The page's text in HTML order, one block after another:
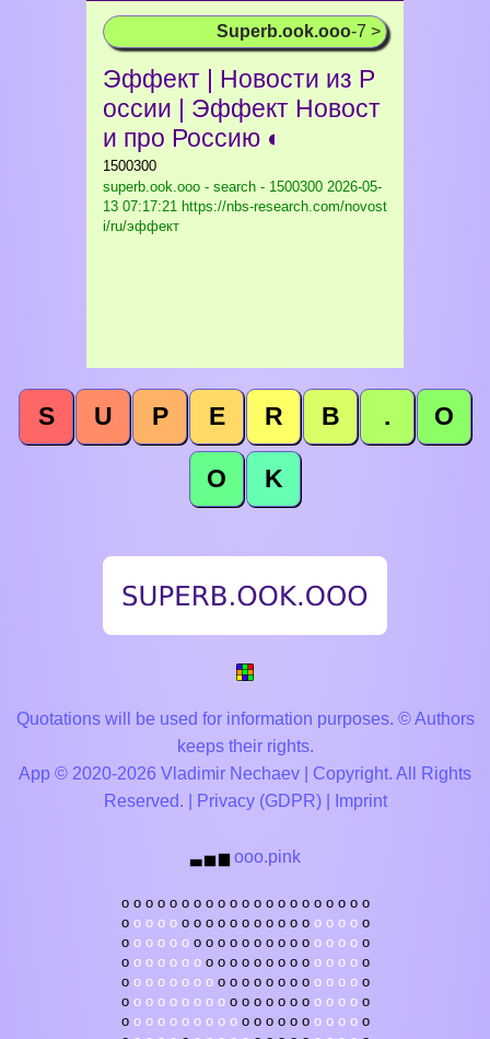
Superb.ook.ooo-7 >
Эффект | Новости из Р
оссии | Эффект Новост
и про Россию ◐
1500300
superb.ook.ooo - search - 1500300 2026-05-
13 07:17:21 https://nbs-research.com/novost
i/ru/эффект
S U P E R B . O
O K
Quotations will be used for information purposes. © Authors
keeps their rights.
App © 2020-2026 Vladimir Nechaev | Copyright. All Rights
Reserved. |
Privacy (GDPR)| Imprint
▃ ▅ ▆ ooo.pink
o o o o o o o o o o o o o o o o o o o o o
o o o o o o o o o o o o o o o o o o o o o
o o o o o o o o o o o o o o o o o o o o o
o o o o o o o o o o o o o o o o o o o o o
o o o o o o o o o o o o o o o o o o o o o
o o o o o o o o o o o o o o o o o o o o o
o o o o o o o o o o o o o o o o o o o o o